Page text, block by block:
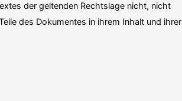
der geltenden Rechtslage nicht, nicht
des Dokumentes in ihrem Inhalt und ihrer